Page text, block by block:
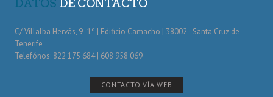
DATOS DE CONTACTO
C/ Villalba Hervás, 9 -1º | Edificio Camacho | 38002 · Santa Cruz de
Tenerife
Telefónos: 822 175 684 | 608 958 069
CONTACTO VÍA WEB